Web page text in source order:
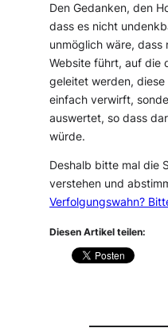
Den Gedanken, den
dass es nicht
unmöglich wäre, dass
Website führt, auf die
geleitet werden,
einfach verwirft,
auswertet, so dass
würde.
Deshalb bitte mal die
verstehen und
Verfolgungswahn?
Diesen Artikel teilen: